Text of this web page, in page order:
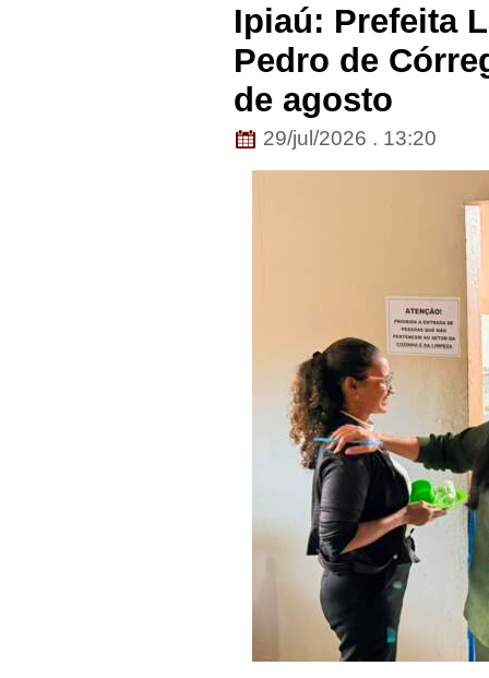
Ipiaú: Prefeita
Pedro de
de agosto
29/jul/2026 . 13:20